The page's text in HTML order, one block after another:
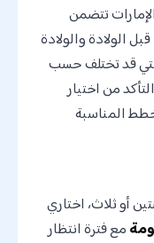
تتضمن
الولادة والولادة
قد تختلف حسب
من اختيار
المناسبة
أو ثلاث، اختاري
مع فترة انتظار